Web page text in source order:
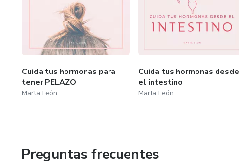
Cuida tus hormonas para
tener PELAZO
Marta León
Cuida tus hormonas desde
el intestino
Marta León
Preguntas frecuentes